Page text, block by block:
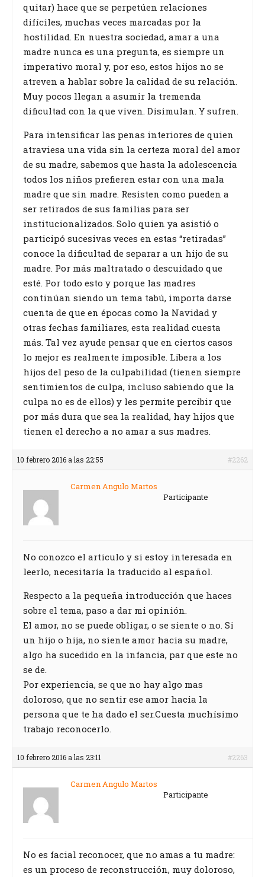
quitar) hace que se perpetúen relaciones
difíciles, muchas veces marcadas por la
hostilidad. En nuestra sociedad, amar a una
madre nunca es una pregunta, es siempre un
imperativo moral y, por eso, estos hijos no se
atreven a hablar sobre la calidad de su relación.
Muy pocos llegan a asumir la tremenda
dificultad con la que viven. Disimulan. Y sufren.
Para intensificar las penas interiores de quien
atraviesa una vida sin la certeza moral del amor
de su madre, sabemos que hasta la adolescencia
todos los niños prefieren estar con una mala
madre que sin madre. Resisten como pueden a
ser retirados de sus familias para ser
institucionalizados. Solo quien ya asistió o
participó sucesivas veces en estas “retiradas”
conoce la dificultad de separar a un hijo de su
madre. Por más maltratado o descuidado que
esté. Por todo esto y porque las madres
continúan siendo un tema tabú, importa darse
cuenta de que en épocas como la Navidad y
otras fechas familiares, esta realidad cuesta
más. Tal vez ayude pensar que en ciertos casos
lo mejor es realmente imposible. Libera a los
hijos del peso de la culpabilidad (tienen siempre
sentimientos de culpa, incluso sabiendo que la
culpa no es de ellos) y les permite percibir que
por más dura que sea la realidad, hay hijos que
tienen el derecho a no amar a sus madres.
10 febrero 2016 a las 22:55 #2262
Carmen Angulo Martos
Participante
No conozco el articulo y si estoy interesada en
leerlo, necesitaría la traducido al español.
Respecto a la pequeña introducción que haces
sobre el tema, paso a dar mi opinión.
El amor, no se puede obligar, o se siente o no. Si
un hijo o hija, no siente amor hacia su madre,
algo ha sucedido en la infancia, par que este no
se de.
Por experiencia, se que no hay algo mas
doloroso, que no sentir ese amor hacia la
persona que te ha dado el ser.Cuesta muchísimo
trabajo reconocerlo.
10 febrero 2016 a las 23:11 #2263
Carmen Angulo Martos
Participante
No es facial reconocer, que no amas a tu madre:
es un proceso de reconstrucción, muy doloroso,